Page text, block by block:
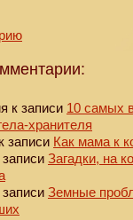
к записи 10 самых
хранителя
к записи Как мама к
записи Загадки, на
записи Земные